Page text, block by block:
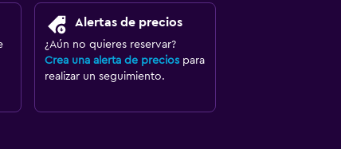
Alertas de precios
¿Aún no quieres reservar?
Crea una alerta de preciospara
realizar un seguimiento.